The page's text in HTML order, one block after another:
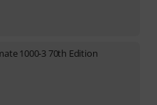
1000-3 70th Edition